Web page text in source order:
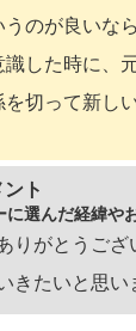
のが良いな
識した時に、
を切って新し
ト
に選んだ経緯や
りがとうござ
きたいと思い